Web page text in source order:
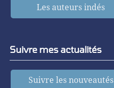
Les auteurs indés
Suivre mes actualités
Suivre les nouveautés